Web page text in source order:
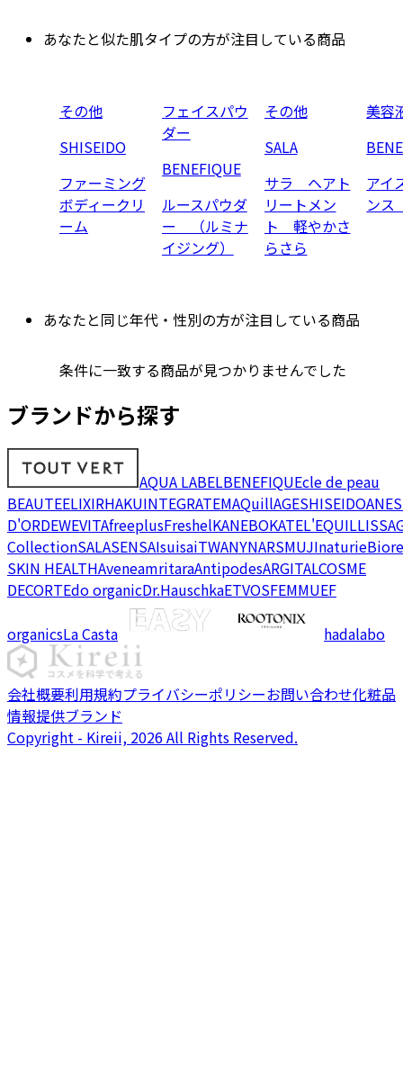
あなたと似た肌タイプの方が注目している商品
その他
SHISEIDO
ファーミング
ボディークリ
ーム
フェイスパウ
ダー
BENEFIQUE
ルースパウダ
ー （ルミナ
イジング）
その他
SALA
サラ ヘアト
リートメン
ト 軽やかさ
らさら
美容
アイ
ン
あなたと同じ年代・性別の方が注目している商品
条件に一致する商品が見つかりませんでした
ブランドから探す
AQUA LABELBENEFIQUEcle de peau
BEAUTEELIXIRHAKUINTEGRATEMAQuillAGESHISEIDO
D'ORDEWEVITAfreeplusFreshelKANEBOKATEL'EQUIL
CollectionSALASENSAIsuisaiTWANYNARSMUJInaturieBiore
SKIN HEALTHAveneamritaraAntipodesARGITALCOSME
DECORTEdo organicDr.HauschkaETVOSFEMMUEF
organicsLa Casta hadalabo
会社概要利用規約プライバシーポリシーお問い合わせ化粧品
情報提供ブランド
Copyright - Kireii, 2026 All Rights Reserved.